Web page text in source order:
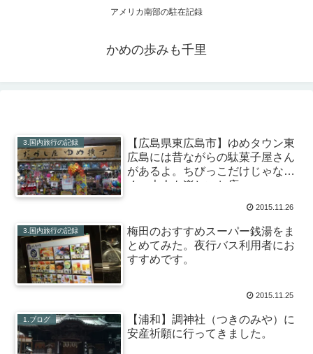
アメリカ南部の駐在記録
かめの歩みも千里
3.国内旅行の記録
【広島県東広島市】ゆめタウン東
広島には昔ながらの駄菓子屋さん
があるよ。ちびっこだけじゃな
く、大人も楽しいお店。
2015.11.26
3.国内旅行の記録
梅田のおすすめスーパー銭湯をま
とめてみた。夜行バス利用者にお
すすめです。
2015.11.25
1.ブログ
【浦和】調神社（つきのみや）に
安産祈願に行ってきました。